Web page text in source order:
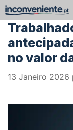
Saltar
para
conteúdo
no valor
13 Janeiro 2026